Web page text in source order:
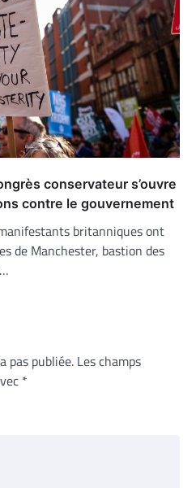
conservateur s’ouvre
contre le gouvernement
britanniques ont
de Manchester, bastion des
pas publiée. Les champs
*